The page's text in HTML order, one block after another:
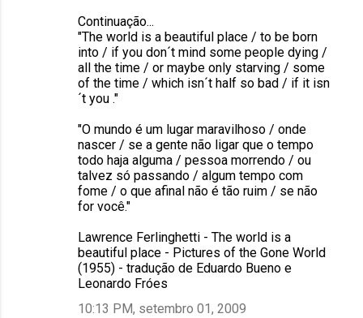
Continuação...
"The world is a beautiful place / to be born
into / if you don´t mind some people dying /
all the time / or maybe only starving / some
of the time / which isn´t half so bad / if it isn
´t you ."
"O mundo é um lugar maravilhoso / onde
nascer / se a gente não ligar que o tempo
todo haja alguma / pessoa morrendo / ou
talvez só passando / algum tempo com
fome / o que afinal não é tão ruim / se não
for você."
Lawrence Ferlinghetti - The world is a
beautiful place - Pictures of the Gone World
(1955) - tradução de Eduardo Bueno e
Leonardo Fróes
10:13 PM, setembro 01, 2009